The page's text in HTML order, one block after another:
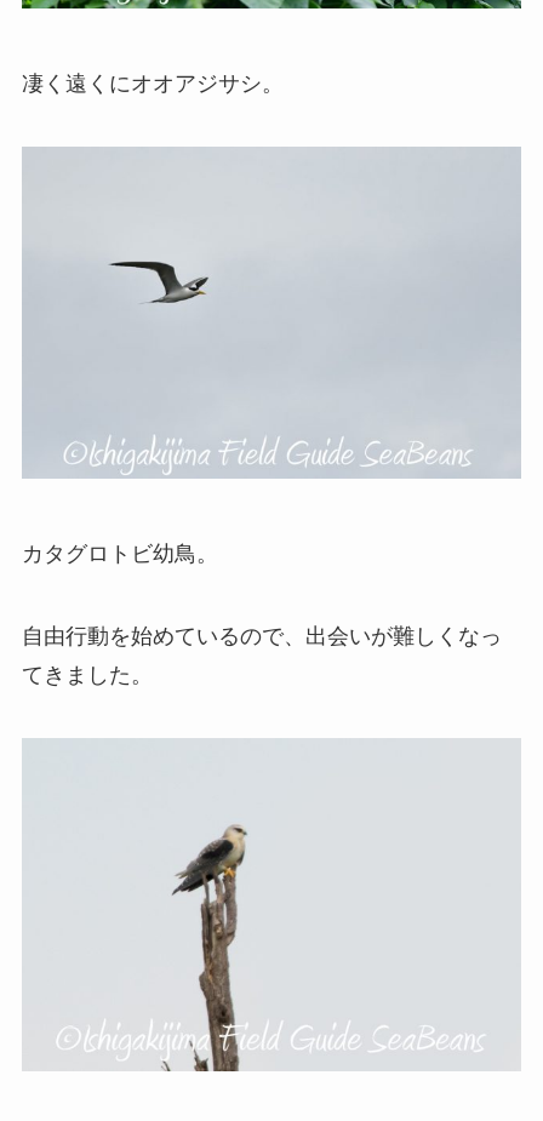
凄く遠くにオオアジサシ。
カタグロトビ幼鳥。
自由行動を始めているので、出会いが難しくなっ
てきました。